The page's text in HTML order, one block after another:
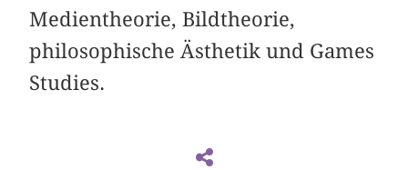
Medientheorie, Bildtheorie,
philosophische Ästhetik und Games
Studies.